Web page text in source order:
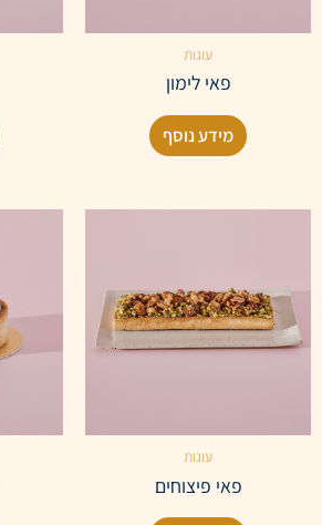
עוגות
פאי לימון
מידע נוסף
עוגות
פאי פיצוחים